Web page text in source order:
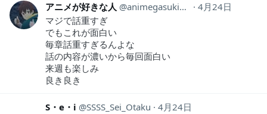
アニメが好きな人 animegasuki3150
4月24日
マジで話重すぎ
でもこれが面白い
毎章話重すぎるんよな
話の内容が濃いから毎回面白い
来週も楽しみ
良き良き
S・e・i SSSS_Sei_Otaku
4月24日